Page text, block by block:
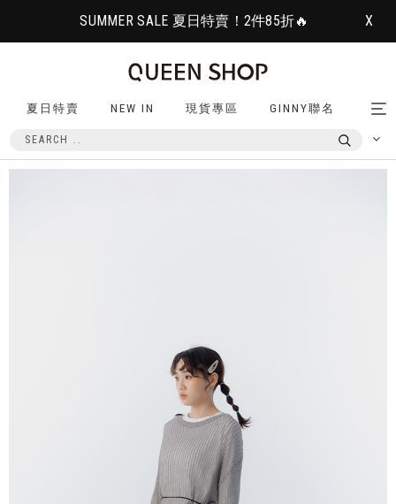
SUMMER SALE 夏日特賣！2件85折🔥 X
夏日特賣 NEW IN 現貨專區 GINNY聯名